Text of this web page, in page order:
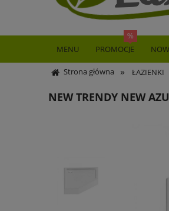
MENU PROMOCJE
Strona główna » ŁAZIENKI
NEW TRENDY NEW